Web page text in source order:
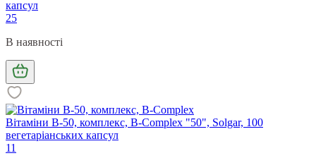
капсул
25
В наявності
Вітаміни В-50, комплекс, B-Complex "50", Solgar, 100
вегетаріанських капсул
11